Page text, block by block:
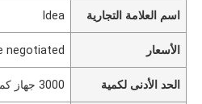
اسم العلامة التجارية Idea
الأسعار negotiated
الحد الأدنى لكمية 3000 جهاز كمبيوتر شخصى